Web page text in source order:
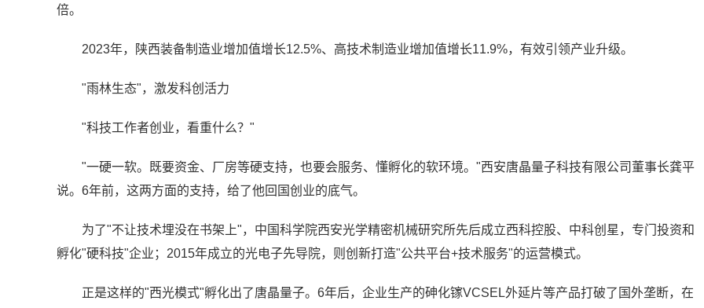
倍。
2023年，陕西装备制造业增加值增长12.5%、高技术制造业增加值增长11.9%，有效引领产业升级。
"雨林生态"，激发科创活力
"科技工作者创业，看重什么？"
"一硬一软。既要资金、厂房等硬支持，也要会服务、懂孵化的软环境。"西安唐晶量子科技有限公司董事长龚平
说。6年前，这两方面的支持，给了他回国创业的底气。
为了"不让技术埋没在书架上"，中国科学院西安光学精密机械研究所先后成立西科控股、中科创星，专门投资和
孵化"硬科技"企业；2015年成立的光电子先导院，则创新打造"公共平台+技术服务"的运营模式。
正是这样的"西光模式"孵化出了唐晶量子。6年后，企业生产的砷化镓VCSEL外延片等产品打破了国外垄断，在